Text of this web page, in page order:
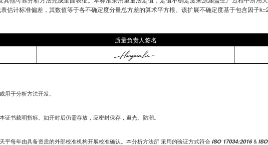
估计标准偏差，其数值等于各不确定度分量总方差的算术平方根。该扩展不确定度基于包含因子
质量负责人签名
用于分析方法开发。
书载明指标。如开封后仍需存放，应密封保存，避光、防潮。
每年由具备资质的外部校准机构开展校准确认。本分析方法所 采用的验证方式符合 ISO 17034:2016&